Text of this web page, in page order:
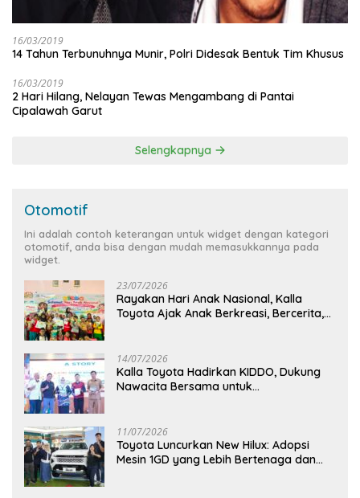
16/03/2019
14 Tahun Terbunuhnya Munir, Polri Didesak Bentuk Tim Khusus
16/03/2019
2 Hari Hilang, Nelayan Tewas Mengambang di Pantai
Cipalawah Garut
Selengkapnya
Otomotif
Ini adalah contoh keterangan untuk widget dengan kategori
otomotif, anda bisa dengan mudah memasukkannya pada
widget.
23/07/2026
Rayakan Hari Anak Nasional, Kalla
Toyota Ajak Anak Berkreasi, Bercerita,
14/07/2026
Kalla Toyota Hadirkan KIDDO, Dukung
Nawacita Bersama untuk
11/07/2026
Toyota Luncurkan New Hilux: Adopsi
Mesin 1GD yang Lebih Bertenaga dan